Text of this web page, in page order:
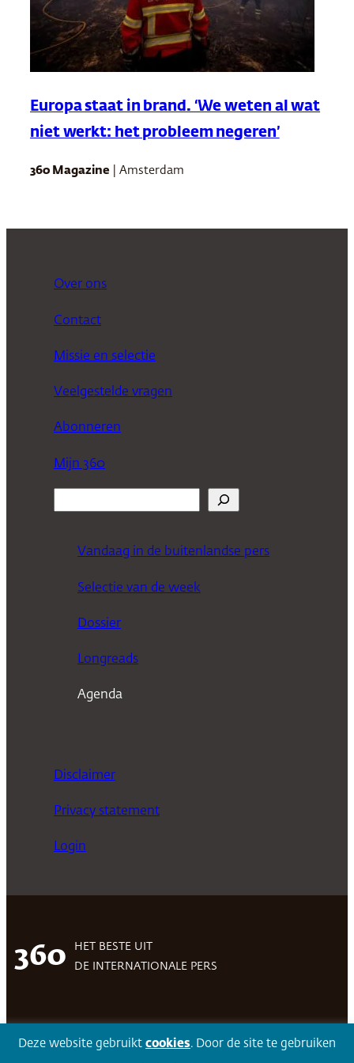
Europa staat in brand. ‘We weten al wat
niet werkt: het probleem negeren’
360 Magazine | Amsterdam
Over ons
Contact
Missie en selectie
Veelgestelde vragen
Abonneren
Mijn 360
Vandaag in de buitenlandse pers
Selectie van de week
Dossier
Longreads
Agenda
Disclaimer
Privacy statement
Login
360
HET BESTE UIT
DE INTERNATIONALE PERS
Volg 360Facebook LinkedIn Twitter
Deze website gebruikt cookies. Door de site te gebruiken